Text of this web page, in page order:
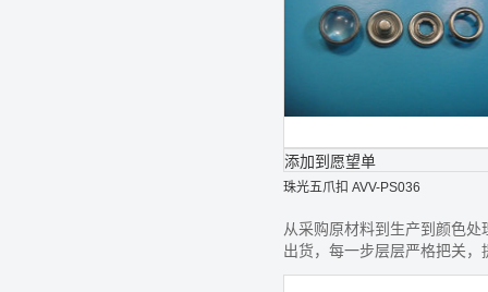
添加到愿望单
珠光五爪扣 AVV-PS036
从采购原材料到生产到颜色处
出货，每一步层层严格把关，
最好的钮扣给您